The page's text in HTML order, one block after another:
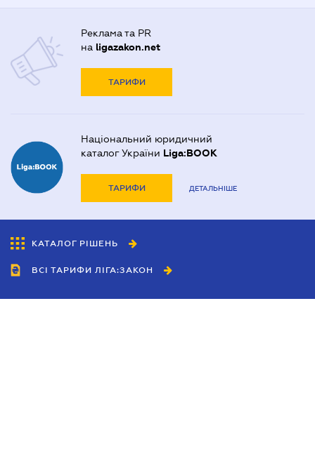
Реклама та PR
на ligazakon.net
ТАРИФИ
Національний юридичний
каталог України Liga:BOOK
ТАРИФИ ДЕТАЛЬНІШЕ
КАТАЛОГ РІШЕНЬ
ВСІ ТАРИФИ ЛІГА:ЗАКОН